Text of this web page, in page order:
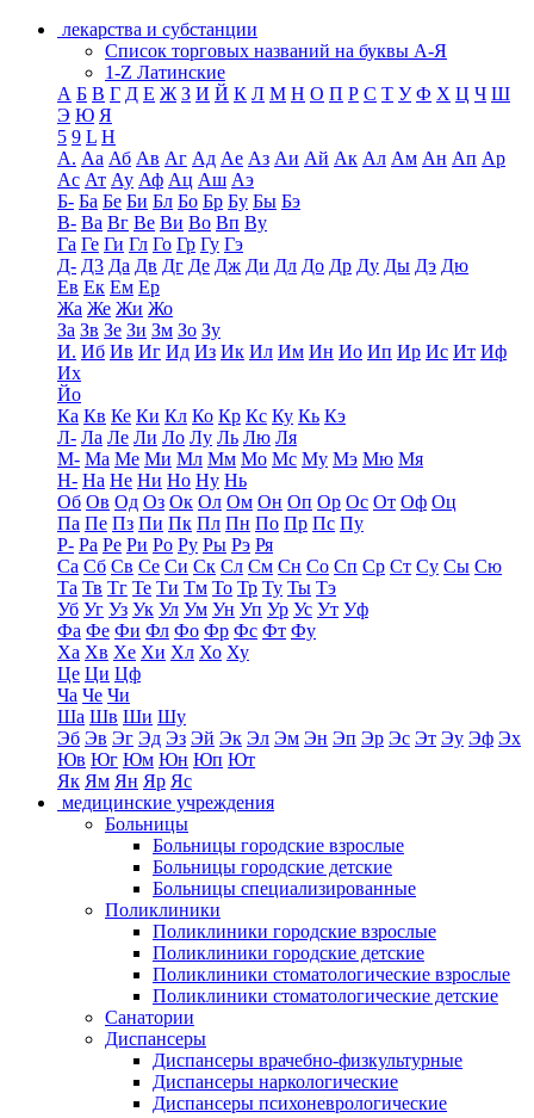
лекарства и субстанции
Список торговых названий на буквы А-Я
1-Z Латинские
А Б В Г Д Е Ж З И Й К Л М Н О П Р С Т У Ф Х Ц Ч Ш
Э Ю Я
5 9 L H
А. Аа Аб Ав Аг Ад Ае Аз Аи Ай Ак Ал Ам Ан Ап Ар
Ас Ат Ау Аф Ац Аш Аэ
Б- Ба Бе Би Бл Бо Бр Бу Бы Бэ
В- Ва Вг Ве Ви Во Вп Ву
Га Ге Ги Гл Го Гр Гу Гэ
Д- Д3 Да Дв Дг Де Дж Ди Дл До Др Ду Ды Дэ Дю
Ев Ек Ем Ер
Жа Же Жи Жо
За Зв Зе Зи Зм Зо Зу
И. Иб Ив Иг Ид Из Ик Ил Им Ин Ио Ип Ир Ис Ит Иф
Их
Йо
Ка Кв Ке Ки Кл Ко Кр Кс Ку Кь Кэ
Л- Ла Ле Ли Ло Лу Ль Лю Ля
М- Ма Ме Ми Мл Мм Мо Мс Му Мэ Мю Мя
Н- На Не Ни Но Ну Нь
Об Ов Од Оз Ок Ол Ом Он Оп Ор Ос От Оф Оц
Па Пе Пз Пи Пк Пл Пн По Пр Пс Пу
Р- Ра Ре Ри Ро Ру Ры Рэ Ря
Са Сб Св Се Си Ск Сл См Сн Со Сп Ср Ст Су Сы Сю
Та Тв Тг Те Ти Тм То Тр Ту Ты Тэ
Уб Уг Уз Ук Ул Ум Ун Уп Ур Ус Ут Уф
Фа Фе Фи Фл Фо Фр Фс Фт Фу
Ха Хв Хе Хи Хл Хо Ху
Це Ци Цф
Ча Че Чи
Ша Шв Ши Шу
Эб Эв Эг Эд Эз Эй Эк Эл Эм Эн Эп Эр Эс Эт Эу Эф Эх
Юв Юг Юм Юн Юп Ют
Як Ям Ян Яр Яс
медицинские учреждения
Больницы
Больницы городские взрослые
Больницы городские детские
Больницы специализированные
Поликлиники
Поликлиники городские взрослые
Поликлиники городские детские
Поликлиники стоматологические взрослые
Поликлиники стоматологические детские
Санатории
Диспансеры
Диспансеры врачебно-физкультурные
Диспансеры наркологические
Диспансеры психоневрологические